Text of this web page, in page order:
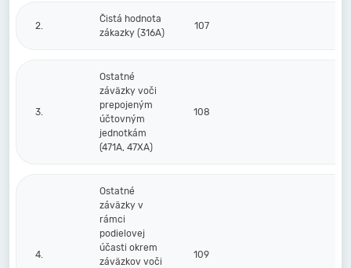
2.
Čistá hodnota
zákazky (316A)
107
3.
Ostatné
záväzky voči
prepojeným
účtovným
jednotkám
(471A, 47XA)
108
4.
Ostatné
záväzky v
rámci
podielovej
účasti okrem
záväzkov voči
109